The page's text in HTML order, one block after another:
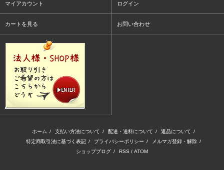
マイアカウント ログイン
カートを見る お問い合わせ
ホーム / 支払い方法について / 配送・送料について / 返品について /
特定商取引法に基づく表記 / プライバシーポリシー / メルマガ登録・解除 /
ショップブログ / RSS / ATOM